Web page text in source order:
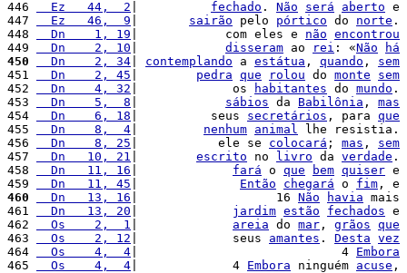
446
  Ez   44,  2
fechado . Não será aberto e
447
  Ez   46,  9
sairão pelo pórtico do norte .
448
  Dn    1, 19
|            com eles e não encontrou
449
  Dn    2, 10
disseram ao rei : «Não
há
450
  Dn    2, 34
contemplando a estátua , quando , sem
451
  Dn    2, 45
pedra que rolou do monte
sem
452
  Dn    4, 32
|             os habitantes do mundo .
453
  Dn    5,  8
sábios da Babilônia , mas
454
  Dn    6, 18
|          seus secretários , para que
455
  Dn    8,  4
nenhum animal lhe resistia.
456
  Dn    8, 25
|           ele se colocará ; mas , sem
457
  Dn   10, 21
escrito no livro da verdade .
458
  Dn   11, 16
fará o que bem quiser e
459
  Dn   11, 45
Então chegará o fim , e
460
  Dn   13, 16
|                   16 Não havia mais
461
  Dn   13, 20
jardim estão fechados e
462
  Os    2,  1
areia do mar , grãos que
463
  Os    2, 12
|             seus amantes . Desta vez
464
  Os    4,  4
|                            4 Embora
465
  Os    4,  4
|             4 Embora ninguém acuse ,